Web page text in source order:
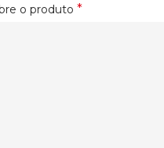
o produto *